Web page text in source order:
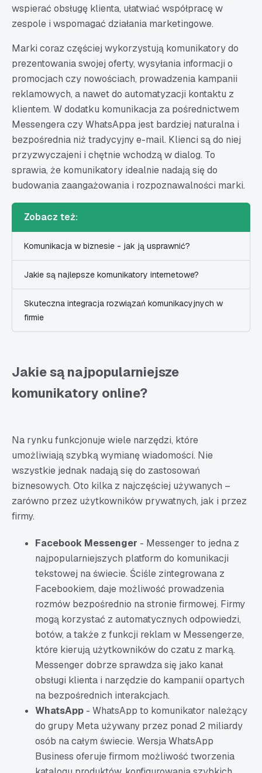
wspierać obsługę klienta, ułatwiać współpracę w
zespole i wspomagać działania marketingowe.
Marki coraz częściej wykorzystują komunikatory do
prezentowania swojej oferty, wysyłania informacji o
promocjach czy nowościach, prowadzenia kampanii
reklamowych, a nawet do automatyzacji kontaktu z
klientem. W dodatku komunikacja za pośrednictwem
Messengera czy WhatsAppa jest bardziej naturalna i
bezpośrednia niż tradycyjny e-mail. Klienci są do niej
przyzwyczajeni i chętnie wchodzą w dialog. To
sprawia, że komunikatory idealnie nadają się do
budowania zaangażowania i rozpoznawalności marki.
Zobacz też:
Komunikacja w biznesie - jak ją usprawnić?
Jakie są najlepsze komunikatory internetowe?
Skuteczna integracja rozwiązań komunikacyjnych w
firmie
Jakie są najpopularniejsze
komunikatory online?
Na rynku funkcjonuje wiele narzędzi, które
umożliwiają szybką wymianę wiadomości. Nie
wszystkie jednak nadają się do zastosowań
biznesowych. Oto kilka z najczęściej używanych –
zarówno przez użytkowników prywatnych, jak i przez
firmy.
Facebook Messenger - Messenger to jedna z
najpopularniejszych platform do komunikacji
tekstowej na świecie. Ściśle zintegrowana z
Facebookiem, daje możliwość prowadzenia
rozmów bezpośrednio na stronie firmowej. Firmy
mogą korzystać z automatycznych odpowiedzi,
botów, a także z funkcji reklam w Messengerze,
które kierują użytkowników do czatu z marką.
Messenger dobrze sprawdza się jako kanał
obsługi klienta i narzędzie do kampanii opartych
na bezpośrednich interakcjach.
WhatsApp - WhatsApp to komunikator należący
do grupy Meta używany przez ponad 2 miliardy
osób na całym świecie. Wersja WhatsApp
Business oferuje firmom możliwość tworzenia